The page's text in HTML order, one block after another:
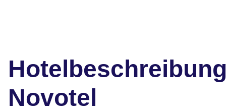
Novotel